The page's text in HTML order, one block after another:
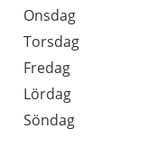
Onsdag
Torsdag
Fredag
Lördag
Söndag